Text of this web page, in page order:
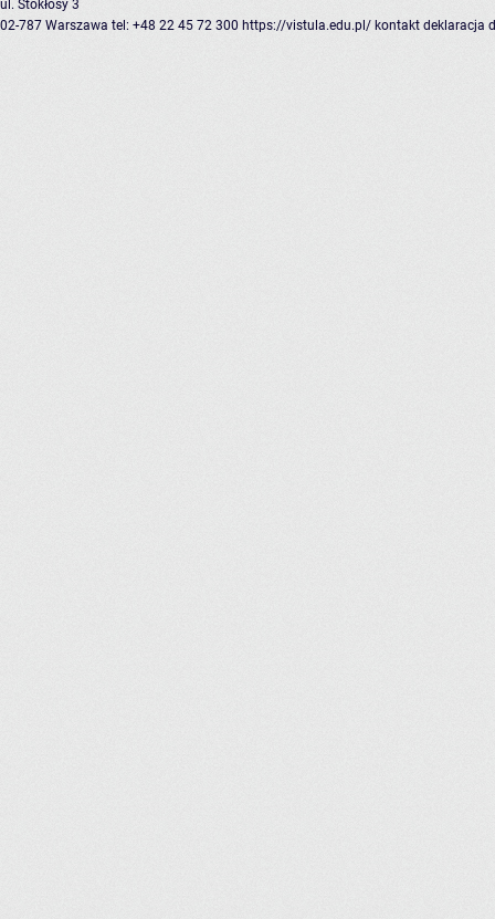
ul. Stokłosy 3
02-787 Warszawa tel: +48 22 45 72 300 https://vistula.edu.pl/ kontakt deklaracja